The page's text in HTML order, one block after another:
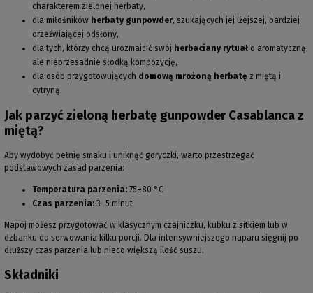
charakterem zielonej herbaty,
dla miłośników herbaty gunpowder, szukających jej lżejszej, bardziej
orzeźwiającej odsłony,
dla tych, którzy chcą urozmaicić swój herbaciany rytuał o aromatyczną,
ale nieprzesadnie słodką kompozycję,
dla osób przygotowujących domową mrożoną herbatę z miętą i
cytryną.
Jak parzyć zieloną herbatę gunpowder Casablanca z
miętą?
Aby wydobyć pełnię smaku i uniknąć goryczki, warto przestrzegać
podstawowych zasad parzenia:
Temperatura parzenia: 75–80 °C
Czas parzenia: 3–5 minut
Napój możesz przygotować w klasycznym czajniczku, kubku z sitkiem lub w
dzbanku do serwowania kilku porcji. Dla intensywniejszego naparu sięgnij po
dłuższy czas parzenia lub nieco większą ilość suszu.
Składniki